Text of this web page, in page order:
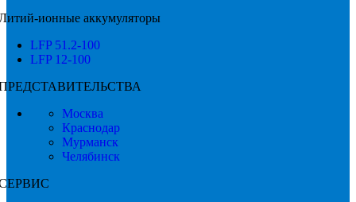
ионные аккумуляторы
LFP 51.2-100
LFP 12-100
Москва
Краснодар
Мурманск
Челябинск